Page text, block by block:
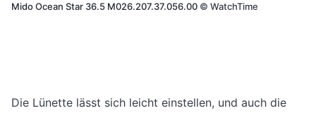
Mido Ocean Star 36.5 M026.207.37.056.00 © WatchTime
Die Lünette lässt sich leicht einstellen, und auch die